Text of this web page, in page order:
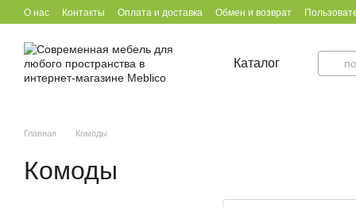
Перейти к основному контенту
О нас Контакты Оплата и доставка Обмен и возврат
Каталог
Главная Комоды
Комоды